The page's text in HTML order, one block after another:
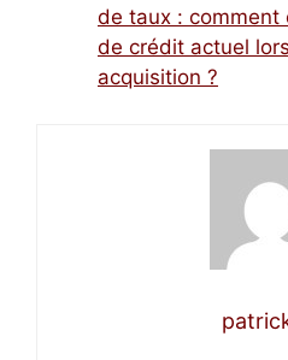
de taux : comment
de crédit actuel
acquisition ?